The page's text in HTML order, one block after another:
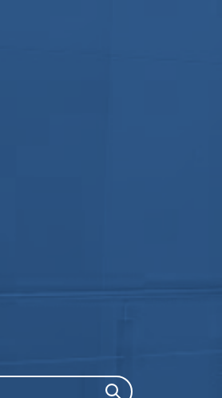
Search